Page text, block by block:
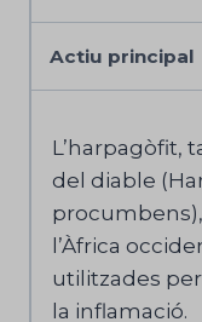
Actiu principal
L’harpagòfit,
del diable
l’Àfrica
utilitzades
la inflamació.